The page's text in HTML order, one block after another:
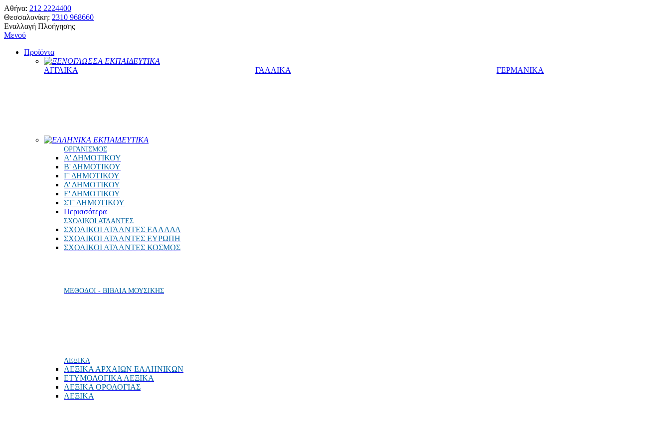
Αθήνα: 212 2224400
Θεσσαλονίκη: 2310 968660
Εναλλαγή Πλοήγησης
Μενού
Προϊόντα
ΞΕΝΟΓΛΩΣΣΑ ΕΚΠΑΙΔΕΥΤΙΚΑ
ΑΓΓΛΙΚΑ
ΓΑΛΛΙΚΑ ΓΕΡΜΑΝΙΚΑ
ΕΛΛΗΝΙΚΑ ΕΚΠΑΙΔΕΥΤΙΚΑ
ΟΡΓΑΝΙΣΜΟΣ
Α' ΔΗΜΟΤΙΚΟΥ
Β' ΔΗΜΟΤΙΚΟΥ
Γ' ΔΗΜΟΤΙΚΟΥ
Δ' ΔΗΜΟΤΙΚΟΥ
Ε' ΔΗΜΟΤΙΚΟΥ
ΣΤ' ΔΗΜΟΤΙΚΟΥ
Περισσότερα
ΣΧΟΛΙΚΟΙ ΑΤΛΑΝΤΕΣ
ΣΧΟΛΙΚΟΙ ΑΤΛΑΝΤΕΣ ΕΛΛΑΔΑ
ΣΧΟΛΙΚΟΙ ΑΤΛΑΝΤΕΣ ΕΥΡΩΠΗ
ΣΧΟΛΙΚΟΙ ΑΤΛΑΝΤΕΣ ΚΟΣΜΟΣ
ΜΕΘΟΔΟΙ - ΒΙΒΛΙΑ ΜΟΥΣΙΚΗΣ
ΛΕΞΙΚΑ
ΛΕΞΙΚΑ ΑΡΧΑΙΩΝ ΕΛΛΗΝΙΚΩΝ
ΕΤΥΜΟΛΟΓΙΚΑ ΛΕΞΙΚΑ
ΛΕΞΙΚΑ ΟΡΟΛΟΓΙΑΣ
ΛΕΞΙΚΑ